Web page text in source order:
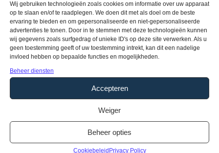
Wij gebruiken technologieën zoals cookies om informatie over uw apparaat
op te slaan en/of te raadplegen. We doen dit met als doel om de beste
ervaring te bieden en om gepersonaliseerde en niet-gepersonaliseerde
advertenties te tonen. Door in te stemmen met deze technologieën kunnen
wij gegevens zoals surfgedrag of unieke ID's op deze site verwerken. Als u
geen toestemming geeft of uw toestemming intrekt, kan dit een nadelige
invloed hebben op bepaalde functies en mogelijkheden.
Beheer diensten
Accepteren
Weiger
Beheer opties
Cookiebeleid Privacy Policy
Breedte:236 mm
Lengte:1520 mm
Gebruikersklasse:Klasse 33
Toplaag:0,55 mm
Fabrieksgarantie:20 jaar
Type / style:Stroken
Aanvullende informatie